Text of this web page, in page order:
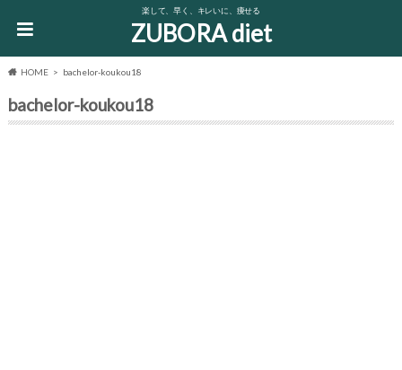
楽して、早く、キレいに、痩せる
ZUBORA diet
HOME bachelor-koukou18
bachelor-koukou18